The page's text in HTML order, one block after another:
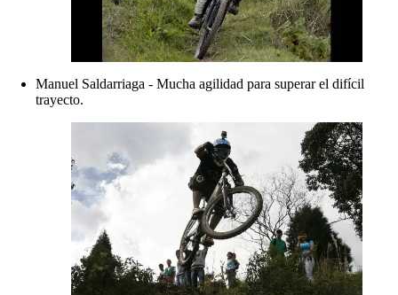
Manuel Saldarriaga - Mucha agilidad para superar el difícil
trayecto.